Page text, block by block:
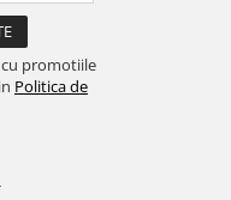
promotiile
Politica de